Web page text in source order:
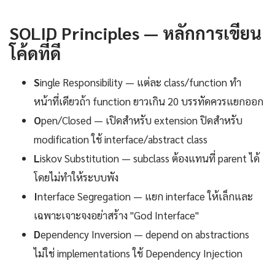
SOLID Principles — หลักการเขียน
โค้ดที่ดี
Single Responsibility — แต่ละ class/function ทำ
หน้าที่เดียวถ้า function ยาวเกิน 20 บรรทัดควรแยกออก
Open/Closed — เปิดสำหรับ extension ปิดสำหรับ
modification ใช้ interface/abstract class
Liskov Substitution — subclass ต้องแทนที่ parent ได้
โดยไม่ทำให้ระบบพัง
Interface Segregation — แยก interface ให้เล็กและ
เฉพาะเจาะจงอย่าสร้าง "God Interface"
Dependency Inversion — depend on abstractions
ไม่ใช่ implementations ใช้ Dependency Injection